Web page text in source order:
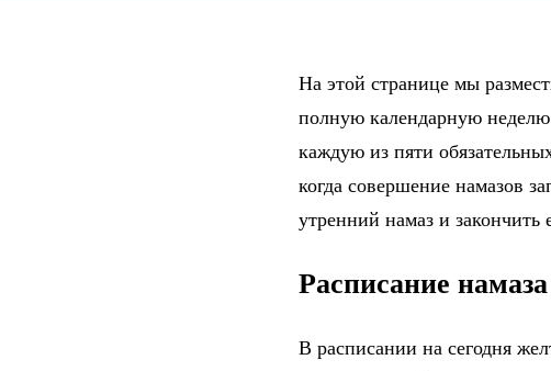
На этой странице мы
полную календарную
каждую из пяти
когда совершение намазов
утренний намаз и
Расписание
В расписании на сегодня